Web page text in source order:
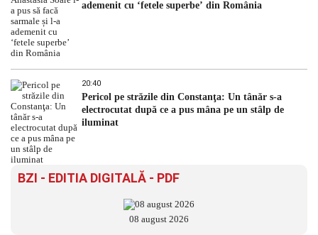
ademenit cu ‘fetele superbe’ din România
20:40
Pericol pe străzile din Constanţa: Un tânăr s-a
electrocutat după ce a pus mâna pe un stâlp de
iluminat
BZI - EDITIA DIGITALĂ - PDF
08 august 2026